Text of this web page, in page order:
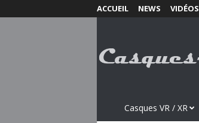
ACCUEIL NEWS VIDÉOS
s
Casques VR / XR